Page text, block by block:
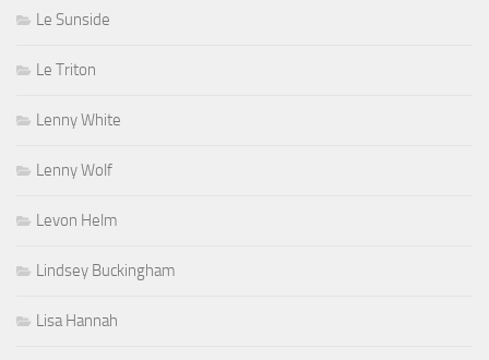
Le Sunside
Le Triton
Lenny White
Lenny Wolf
Levon Helm
Lindsey Buckingham
Lisa Hannah